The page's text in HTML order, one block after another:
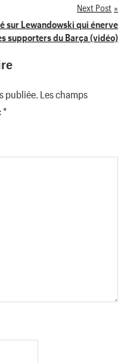
Next Post
sur Lewandowski qui énerve
supporters du Barça (vidéo)
publiée. Les champs
*